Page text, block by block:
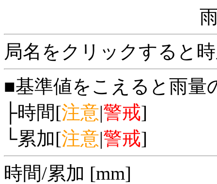
局名をクリックすると
■基準値をこえると雨量
├時間[注意|警戒]
└累加[注意|警戒]
時間/累加 [mm]